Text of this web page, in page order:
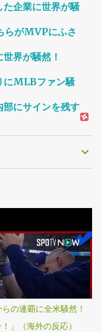
企業に世界が騒
らがMVPにふさ
界が騒然！
にMLBファン騒
にサインを残す
の連覇に全米騒然！
」（海外の反応）